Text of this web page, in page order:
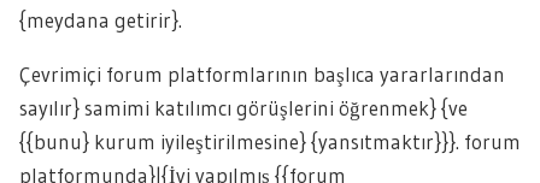
{meydana getirir}.
Çevrimiçi forum platformlarının başlıca yararlarından
sayılır} samimi katılımcı görüşlerini öğrenmek} {ve
{{bunu} kurum iyileştirilmesine} {yansıtmaktır}}}. forum
platformunda}|{İyi yapılmış {{forum